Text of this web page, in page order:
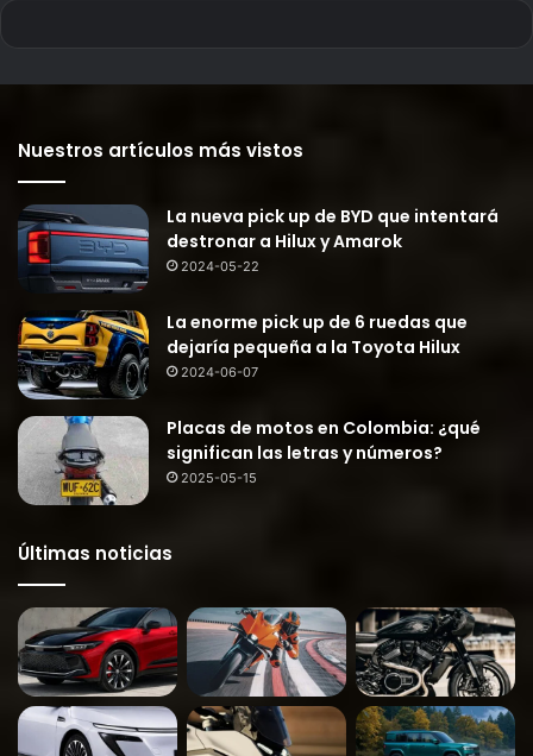
Nuestros artículos más vistos
La nueva pick up de BYD que intentará
destronar a Hilux y Amarok
2024-05-22
La enorme pick up de 6 ruedas que
dejaría pequeña a la Toyota Hilux
2024-06-07
Placas de motos en Colombia: ¿qué
significan las letras y números?
2025-05-15
Últimas noticias